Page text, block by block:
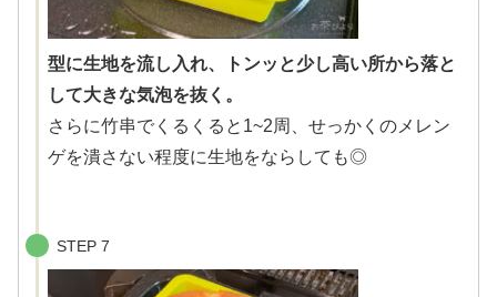
型に生地を流し入れ、トンッと少し高い所から落と
して大きな気泡を抜く。
さらに竹串でくるくると1~2周、せっかくのメレン
ゲを潰さない程度に生地をならしても◎
STEP 7